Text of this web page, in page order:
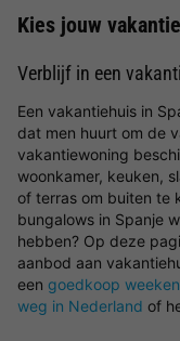
Kies jouw
Verblijf in een
Een vakantiehuis in
dat men huurt om de
vakantiewoning
woonkamer, keuken,
of terras om buiten te
bungalows in Spanje
hebben? Op deze
aanbod aan
een goedkoop
weg in Nederland of